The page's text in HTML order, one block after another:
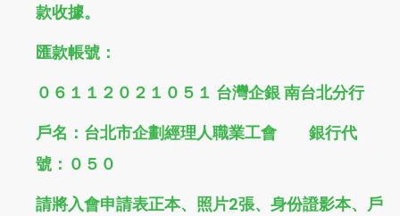
款收據。
匯款帳號：
０６１１２０２１０５１ 台灣企銀 南台北分行
戶名：台北市企劃經理人職業工會 銀行代
號：０５０
請將入會申請表正本、照片2張、身份證影本、戶